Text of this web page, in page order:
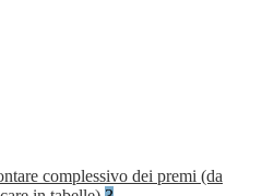
complessivo dei premi (da